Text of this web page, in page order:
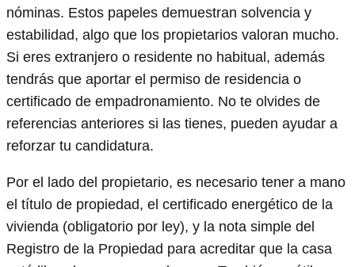
nóminas. Estos papeles demuestran solvencia y
estabilidad, algo que los propietarios valoran mucho.
Si eres extranjero o residente no habitual, además
tendrás que aportar el permiso de residencia o
certificado de empadronamiento. No te olvides de
referencias anteriores si las tienes, pueden ayudar a
reforzar tu candidatura.
Por el lado del propietario, es necesario tener a mano
el título de propiedad, el certificado energético de la
vivienda (obligatorio por ley), y la nota simple del
Registro de la Propiedad para acreditar que la casa